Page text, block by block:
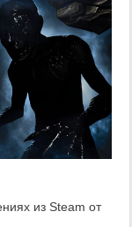
из Steam от